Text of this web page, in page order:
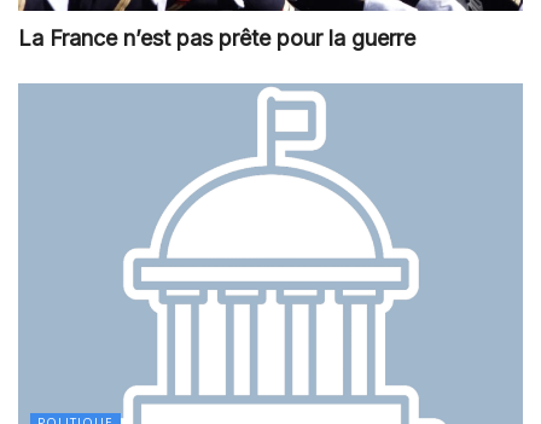
La France n’est pas prête pour la guerre